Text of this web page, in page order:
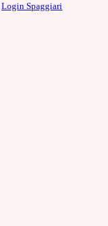
Login Spaggiari